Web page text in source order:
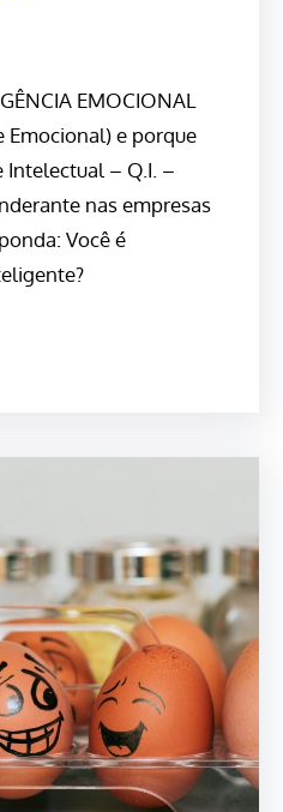
EMOCIONAL
Emocional) e porque
– Q.I. –
nas empresas
Você é